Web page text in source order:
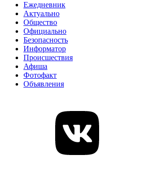
Ежедневник
Актуально
Общество
Официально
Безопасность
Информатор
Происшествия
Афиша
Фотофакт
Объявления